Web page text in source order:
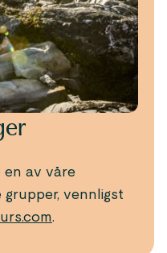
en av våre
vennligst
.